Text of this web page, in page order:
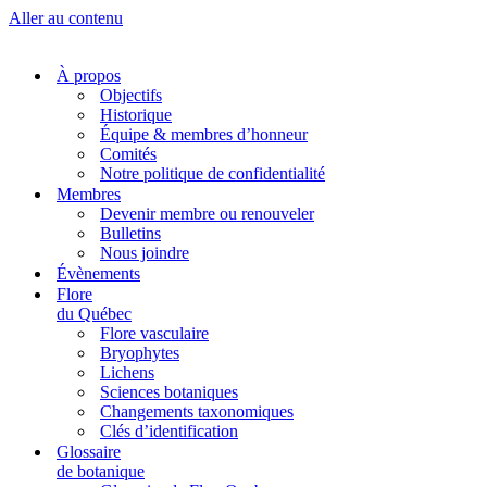
Aller au contenu
À propos
Objectifs
Historique
Équipe & membres d’honneur
Comités
Notre politique de confidentialité
Membres
Devenir membre ou renouveler
Bulletins
Nous joindre
Évènements
Flore
du Québec
Flore vasculaire
Bryophytes
Lichens
Sciences botaniques
Changements taxonomiques
Clés d’identification
Glossaire
de botanique